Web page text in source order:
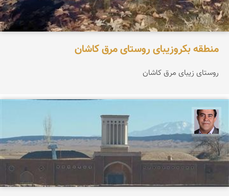
منطقه بکروزیبای روستای مرق کاشان
روستای زیبای مرق کاشان
امید فدایی